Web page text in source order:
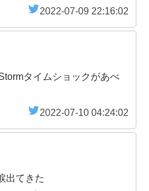
2022-07-09 22:16:02
タイムショックがあべ
2022-07-10 04:24:02
出てきた